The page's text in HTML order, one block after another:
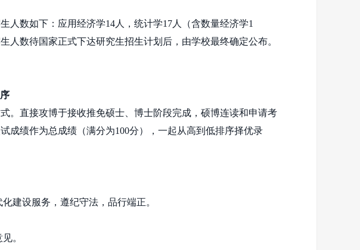
人数如下：应用经济学14人，统计学17人（含数量经济学1
人数待国家正式下达研究生招生计划后，由学校最终确定公布。
。直接攻博于接收推免硕士、博士阶段完成，硕博连读和申请考
成绩作为总成绩（满分为100分），一起从高到低排序择优录
建设服务，遵纪守法，品行端正。
。